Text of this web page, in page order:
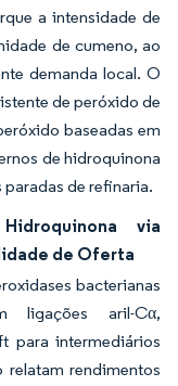
a intensidade de
de cumeno, ao
demanda local. O
de peróxido de
baseadas em
de hidroquinona
de refinaria.
via
de Oferta
bacterianas
ligações aril-Cα,
para intermediários
rendimentos